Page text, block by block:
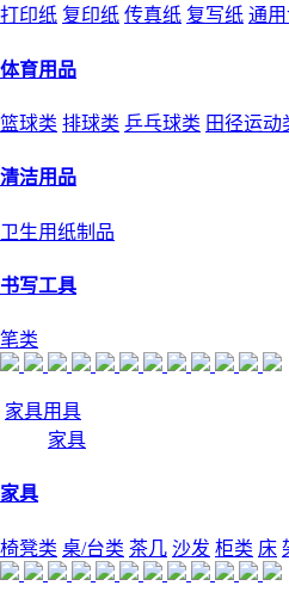
打印纸 复印纸 传真纸 复写纸 通
体育用品
篮球类 排球类 乒乓球类 田径运动
清洁用品
卫生用纸制品
书写工具
笔类
家具用具
家具
家具
椅凳类 桌/台类 茶几 沙发 柜类 床